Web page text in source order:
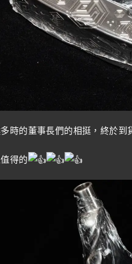
時的董事長們的相挺，終於到
得的